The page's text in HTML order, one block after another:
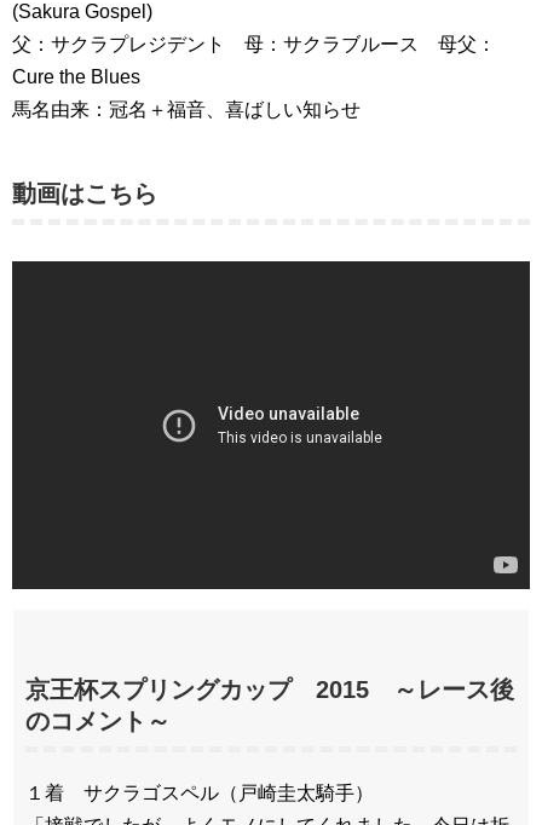
(Sakura Gospel)
父：サクラプレジデント 母：サクラブルース 母父：
Cure the Blues
馬名由来：冠名＋福音、喜ばしい知らせ
動画はこちら
京王杯スプリングカップ 2015 ～レース後
のコメント～
１着 サクラゴスペル（戸崎圭太騎手）